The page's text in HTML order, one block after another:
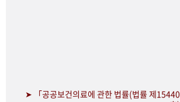
➤ 「공공보건의료에 관한 법률(법률 제15440